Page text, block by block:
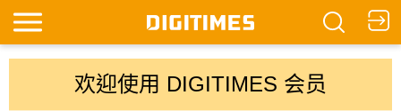
欢迎使用 DIGITIMES 会员